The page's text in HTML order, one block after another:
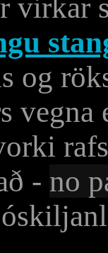
virkar
og
- no